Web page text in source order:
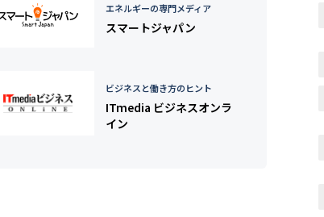
エネルギーの専門メディア
スマートジャパン
ビジネスと働き方のヒント
ITmedia ビジネスオンラ
イン